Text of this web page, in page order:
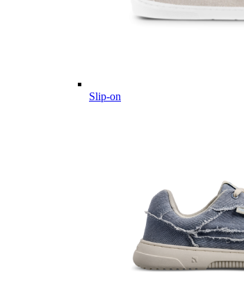
Slip-on